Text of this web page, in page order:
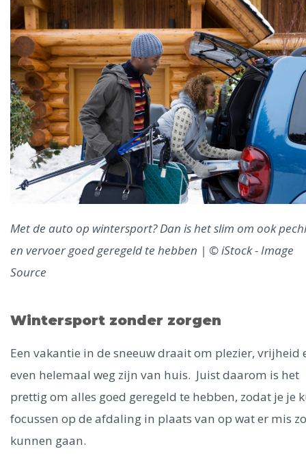
Met de auto op wintersport? Dan is het slim om ook
en vervoer goed geregeld te hebben | © iStock - Image
Source
Wintersport zonder zorgen
Een vakantie in de sneeuw draait om plezier, vrijheid
even helemaal weg zijn van huis. Juist daarom is het
prettig om alles goed geregeld te hebben, zodat je je
focussen op de afdaling in plaats van op wat er mis
kunnen gaan.